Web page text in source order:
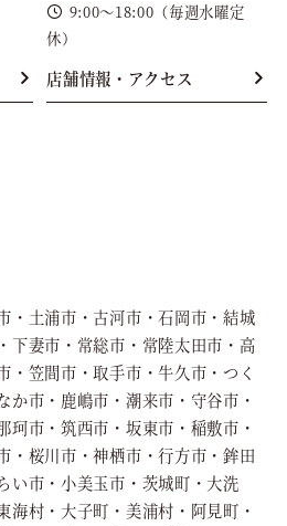
9:00～18:00（毎週水曜定
休）
店舗情報・アクセス
・土浦市・古河市・石岡市・結城
下妻市・常総市・常陸太田市・高
・笠間市・取手市・牛久市・つく
か市・鹿嶋市・潮来市・守谷市・
珂市・筑西市・坂東市・稲敷市・
・桜川市・神栖市・行方市・鉾田
い市・小美玉市・茨城町・大洗
海村・大子町・美浦村・阿見町・